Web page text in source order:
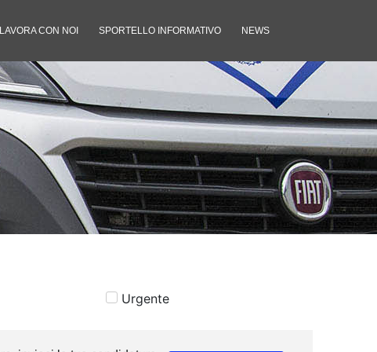
LAVORA CON NOI SPORTELLO INFORMATIVO NEWS
Urgente